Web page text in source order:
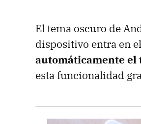
El tema oscuro de
dispositivo entra en
automáticamente el
esta funcionalidad